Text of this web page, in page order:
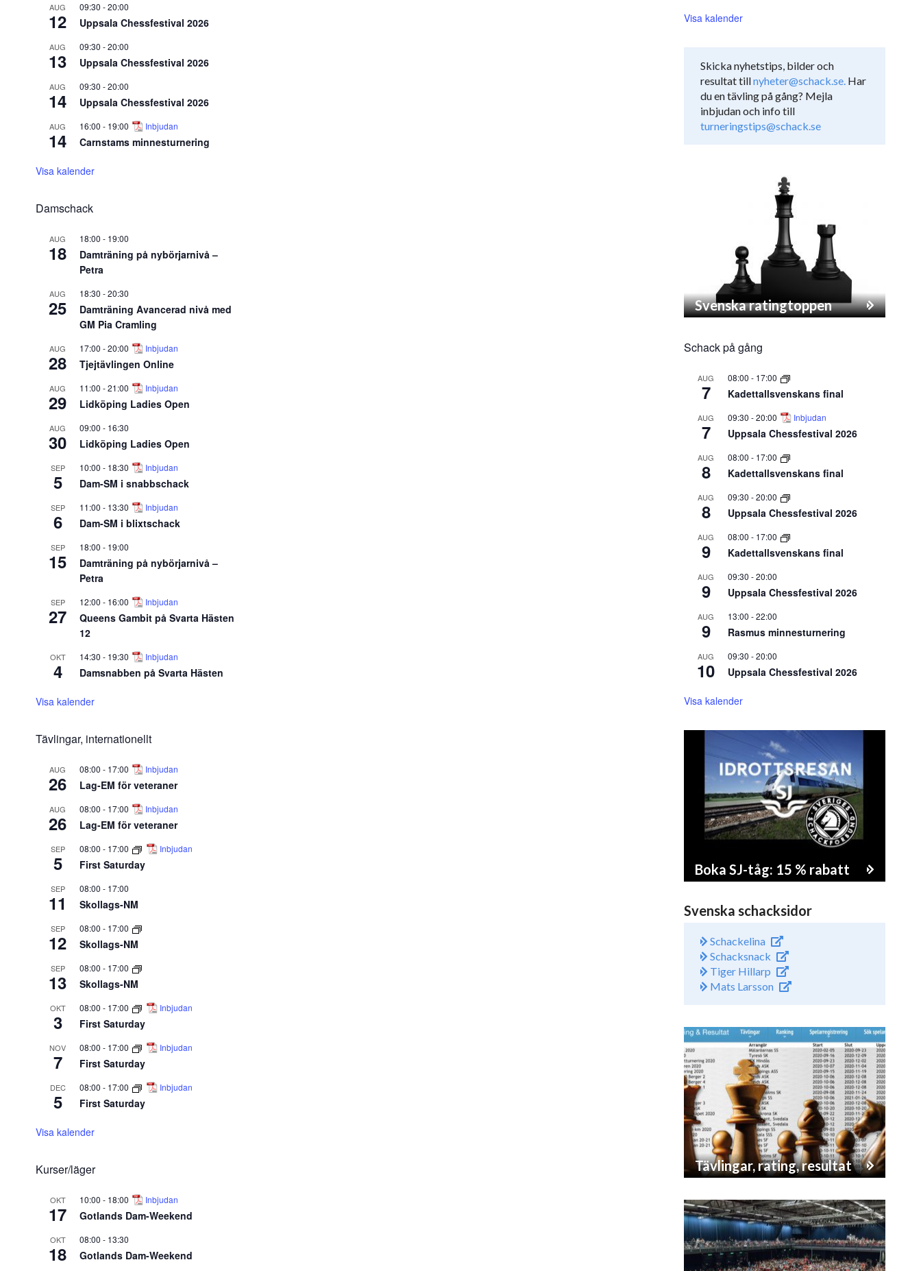
AUG
12
09:30 -20:00
Uppsala Chessfestival 2026
AUG
13
09:30 -20:00
Uppsala Chessfestival 2026
AUG
14
09:30 -20:00
Uppsala Chessfestival 2026
AUG
14
16:00 - 19:00 Inbjudan
Carnstams minnesturnering
Visa kalender
Damschack
AUG
18
18:00 - 19:00
Damträning på nybörjarnivå –
Petra
AUG
25
18:30 -20:30
Damträning Avancerad nivå med
GM Pia Cramling
AUG
28
17:00 -20:00 Inbjudan
Tjejtävlingen Online
AUG
29
11:00 -21:00 Inbjudan
Lidköping Ladies Open
AUG
30
09:00 - 16:30
Lidköping Ladies Open
SEP
5
10:00 - 18:30 Inbjudan
Dam-SM i snabbschack
SEP
6
11:00 - 13:30 Inbjudan
Dam-SM i blixtschack
SEP
15
18:00 - 19:00
Damträning på nybörjarnivå –
Petra
SEP
27
12:00 - 16:00 Inbjudan
Queens Gambit på Svarta Hästen
12
OKT
4
14:30 - 19:30 Inbjudan
Damsnabben på Svarta Hästen
Visa kalender
Tävlingar, internationellt
AUG
26
08:00 - 17:00 Inbjudan
Lag-EM för veteraner
AUG
26
08:00 - 17:00 Inbjudan
Lag-EM för veteraner
SEP
5
08:00 - 17:00 Inbjudan
First Saturday
SEP
11
08:00 - 17:00
Skollags-NM
SEP
12
08:00 - 17:00
Skollags-NM
SEP
13
08:00 - 17:00
Skollags-NM
OKT
3
08:00 - 17:00 Inbjudan
First Saturday
NOV
7
08:00 - 17:00 Inbjudan
First Saturday
DEC
5
08:00 - 17:00 Inbjudan
First Saturday
Visa kalender
Kurser/läger
OKT
17
10:00 - 18:00 Inbjudan
Gotlands Dam-Weekend
OKT
18
08:00 - 13:30
Gotlands Dam-Weekend
Visa kalender
Skicka nyhetstips, bilder och
resultat tillnyheter@schack.se. Har
du en tävling på gång? Mejla
inbjudan och info till
turneringstips@schack.se
Svenska ratingtoppen
Schack på gång
AUG
7
08:00 - 17:00
Kadettallsvenskans final
AUG
7
09:30 -20:00 Inbjudan
Uppsala Chessfestival 2026
AUG
8
08:00 - 17:00
Kadettallsvenskans final
AUG
8
09:30 -20:00
Uppsala Chessfestival 2026
AUG
9
08:00 - 17:00
Kadettallsvenskans final
AUG
9
09:30 -20:00
Uppsala Chessfestival 2026
AUG
9
13:00 -22:00
Rasmus minnesturnering
AUG
10
09:30 -20:00
Uppsala Chessfestival 2026
Visa kalender
Boka SJ-tåg: 15 % rabatt
Svenska schacksidor
Schackelina
Schacksnack
Tiger Hillarp
Mats Larsson
Tävlingar, rating, resultat